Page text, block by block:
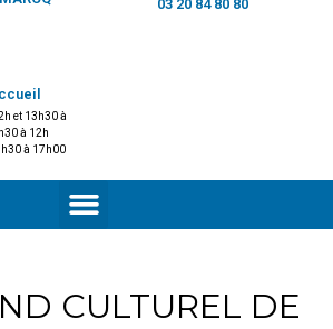
03 20 84 80 80
et 13h30 à
à 12h
à 17h00
CULTUREL DE